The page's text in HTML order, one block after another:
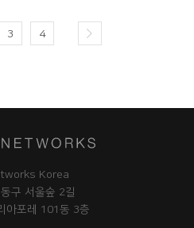
3 4
Korea
구 서울숲 2길
아포레 101동 3층